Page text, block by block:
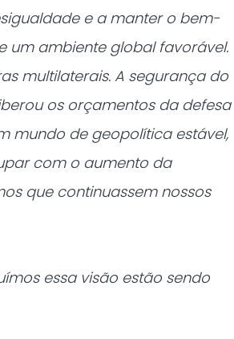
e a manter o bem-
um ambiente global favorável.
multilaterais. A segurança do
os orçamentos da defesa
mundo de geopolítica estável,
com o aumento da
que continuassem nossos
essa visão estão sendo